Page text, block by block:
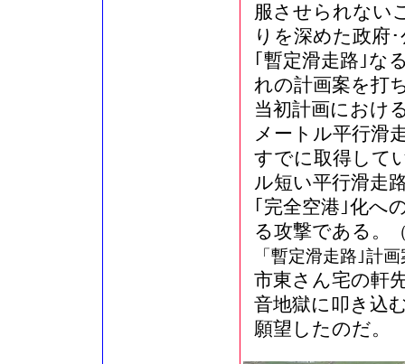
服させられない
りを深めた政府
｢暫定滑走路｣な
れの計画案を打
当初計画におけ
メートル平行滑
すでに取得して
ル短い平行滑走
｢完全空港｣化へ
る攻撃である。
「暫定滑走路｣計
市東さん宅の軒
音地獄に叩き込
願望したのだ。